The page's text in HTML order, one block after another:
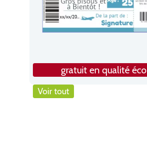
gratuit en qualité éco
Voir tout